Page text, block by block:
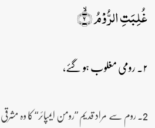
غُلِبَتِ الرُّوۡمُ ۙ﴿۲﴾
۲۔ رومی مغلوب ہو گئے،